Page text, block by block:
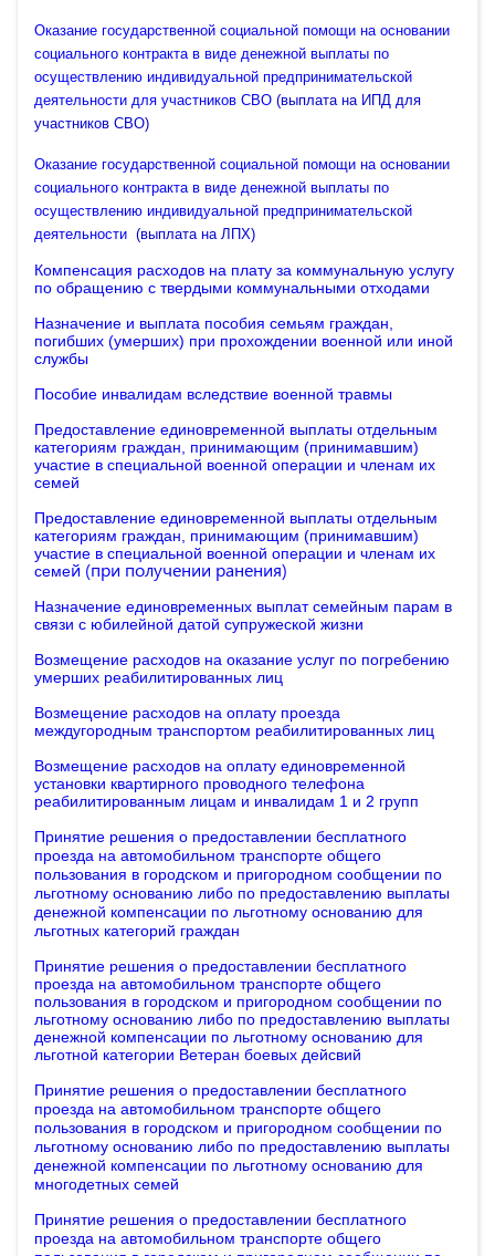
Оказание государственной социальной помощи на основании
социального контракта в виде денежной выплаты по
осуществлению индивидуальной предпринимательской
деятельности для участников СВО (выплата на ИПД для
участников СВО)
Оказание государственной социальной помощи на основании
социального контракта в виде денежной выплаты по
осуществлению индивидуальной предпринимательской
деятельности (выплата на ЛПХ)
Компенсация расходов на плату за коммунальную услугу
по обращению с твердыми коммунальными отходами
Назначение и выплата пособия семьям граждан,
погибших (умерших) при прохождении военной или иной
службы
Пособие инвалидам вследствие военной травмы
Предоставление единовременной выплаты отдельным
категориям граждан, принимающим (принимавшим)
участие в специальной военной операции и членам их
семей
Предоставление единовременной выплаты отдельным
категориям граждан, принимающим (принимавшим)
участие в специальной военной операции и членам их
семей (при получении ранения)
Назначение единовременных выплат семейным парам в
связи с юбилейной датой супружеской жизни
Возмещение расходов на оказание услуг по погребению
умерших реабилитированных лиц
Возмещение расходов на оплату проезда
междугородным транспортом реабилитированных лиц
Возмещение расходов на оплату единовременной
установки квартирного проводного телефона
реабилитированным лицам и инвалидам 1 и 2 групп
Принятие решения о предоставлении бесплатного
проезда на автомобильном транспорте общего
пользования в городском и пригородном сообщении по
льготному основанию либо по предоставлению выплаты
денежной компенсации по льготному основанию для
льготных категорий граждан
Принятие решения о предоставлении бесплатного
проезда на автомобильном транспорте общего
пользования в городском и пригородном сообщении по
льготному основанию либо по предоставлению выплаты
денежной компенсации по льготному основанию для
льготной категории Ветеран боевых дейсвий
Принятие решения о предоставлении бесплатного
проезда на автомобильном транспорте общего
пользования в городском и пригородном сообщении по
льготному основанию либо по предоставлению выплаты
денежной компенсации по льготному основанию для
многодетных семей
Принятие решения о предоставлении бесплатного
проезда на автомобильном транспорте общего